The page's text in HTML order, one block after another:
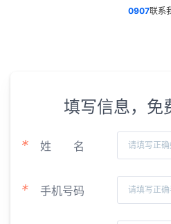
0907联系
填写信息，免
* 姓 名
* 手机号码